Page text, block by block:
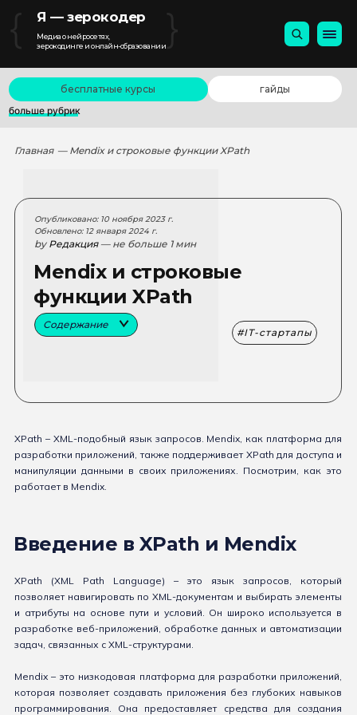
{ Я — зерокодер
Медиа о нейросетях,
зерокодинге и онлайн-образовании}
бесплатные курсы
гайды
больше рубрик
Главная — Mendix и строковые функции XPath
Опубликовано: 10 ноября 2023 г.
Обновлено: 12 января 2024 г.
by Редакция — не больше 1 мин
Mendix и строковые
функции XPath
Содержание
IT-стартапы
XPath – XML-подобный язык запросов. Mendix, как платформа для
разработки приложений, также поддерживает XPath для доступа и
манипуляции данными в своих приложениях. Посмотрим, как это
работает в Mendix.
Введение в XPath и Mendix
XPath (XML Path Language) – это язык запросов, который
позволяет навигировать по XML-документам и выбирать элементы
и атрибуты на основе пути и условий. Он широко используется в
разработке веб-приложений, обработке данных и автоматизации
задач, связанных с XML-структурами.
Mendix – это низкодовая платформа для разработки приложений,
которая позволяет создавать приложения без глубоких навыков
программирования. Она предоставляет средства для создания